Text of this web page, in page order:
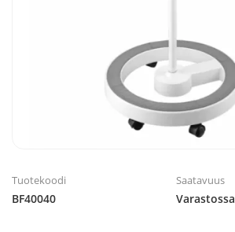
Tuotekoodi
BF40040
Saatavuus
Varastossa